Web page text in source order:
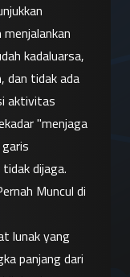
kadaluarsa,
dan tidak ada
aktivitas
"menjaga
dijaga.
Muncul di
lunak yang
panjang dari